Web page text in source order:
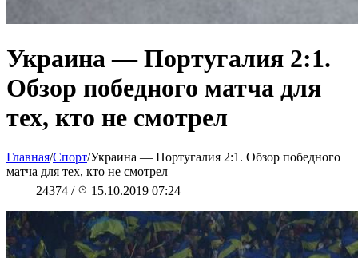
Украина — Португалия 2:1.
Обзор победного матча для
тех, кто не смотрел
Главная/Спорт/Украина — Португалия 2:1. Обзор победного
матча для тех, кто не смотрел
24374 / 15.10.2019 07:24